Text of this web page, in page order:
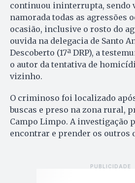
continuou ininterrupta, sendo
namorada todas as agressões
ocasião, inclusive o rosto do
ouvida na delegacia de Santo
Descoberto (17ª DRP), a
o autor da tentativa de
vizinho.
O criminoso foi localizado
buscas e preso na zona rural,
Campo Limpo. A investigação
encontrar e prender os outros